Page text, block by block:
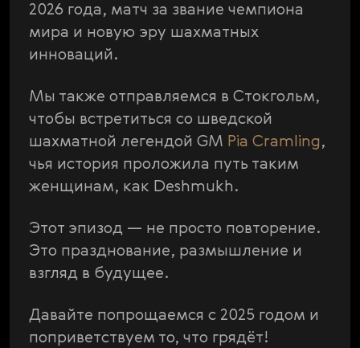
2026 года, матч за звание чемпиона
мира и новую эру шахматных
инноваций.
Мы также отправляемся в Стокгольм,
чтобы встретиться со шведской
шахматной легендой GM Pia Cramling,
чья история проложила путь таким
женщинам, как Deshmukh.
Этот эпизод — не просто повторение.
Это празднование, размышление и
взгляд в будущее.
Давайте попрощаемся с 2025 годом и
поприветствуем то, что грядёт!